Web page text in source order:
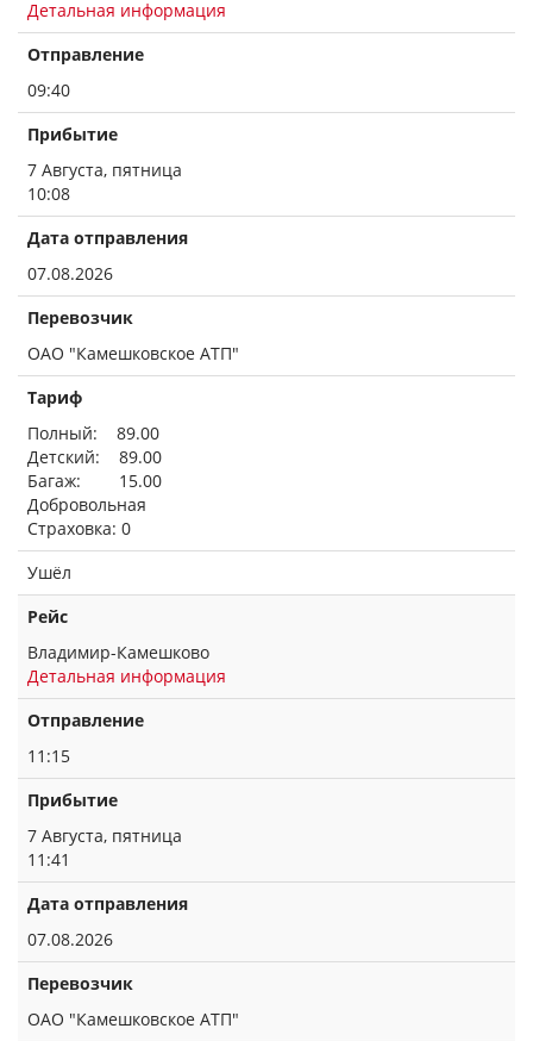
Детальная информация
Отправление
09:40
Прибытие
7 Августа, пятница
10:08
Дата отправления
07.08.2026
Перевозчик
ОАО "Камешковское АТП"
Тариф
Полный: 89.00
Детский: 89.00
Багаж: 15.00
Добровольная
Страховка: 0
Ушёл
Рейс
Владимир-Камешково
Детальная информация
Отправление
11:15
Прибытие
7 Августа, пятница
11:41
Дата отправления
07.08.2026
Перевозчик
ОАО "Камешковское АТП"